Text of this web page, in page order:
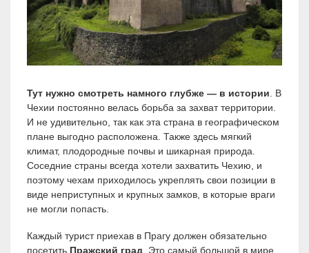
Тут нужно смотреть намного глубже — в истории . В
Чехии постоянно велась борьба за захват территории.
И не удивительно, так как эта страна в географическом
плане выгодно расположена. Также здесь мягкий
климат, плодородные почвы и шикарная природа.
Соседние страны всегда хотели захватить Чехию, и
поэтому чехам приходилось укреплять свои позиции в
виде неприступных и крупных замков, в которые враги
не могли попасть.
Каждый турист приехав в Прагу должен обязательно
посетить Пражский град . Это самый большой в мире